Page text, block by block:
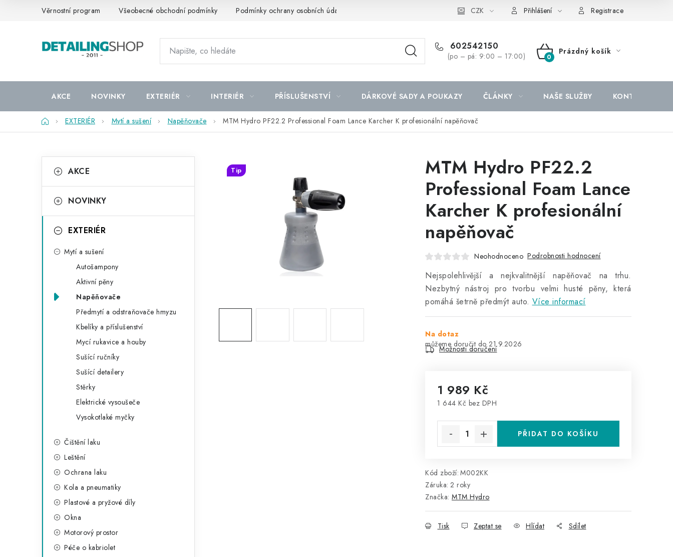
Věrnostní program Všeobecné obchodní podmínky Podmínky ochrany osobních údajů CZK Přihlášení Registrace
602542150
(po – pá: 9:00 – 17:00)
NÁKUPNÍ
Prázdný košík
AKCE NOVINKY EXTERIÉR INTERIÉR PŘÍSLUŠENSTVÍ DÁRKOVÉ SADY A POUKAZY ČLÁNKY NAŠE SLUŽBY KONTAKTY
DomůEXTERIÉR Mytí a sušení Napěňovače MTM Hydro PF22.2 Professional Foam Lance Karcher K profesionální napěňovač
o
t
kategorie
a
e
AKCE
NOVINKY
EXTERIÉR
Mytí a sušení
Autošampony
Aktivní pěny
Napěňovače
Předmytí a odstraňovače hmyzu
Kbelíky a příslušenství
Mycí rukavice a houby
Sušící ručníky
Sušící detailery
Stěrky
Elektrické vysoušeče
Vysokotlaké myčky
Čištění laku
Leštění
Ochrana laku
Kola a pneumatiky
Plastové a pryžové díly
Okna
Motorový prostor
Péče o kabriolet
MTM Hydro PF22.2
Professional Foam Lance
Karcher K profesionální
napěňovač
Neohodnoceno Podrobnosti hodnocení
Nejspolehlivější a nejkvalitnější napěňovač na trhu.
Nezbytný nástroj pro tvorbu velmi husté pěny, která
pomáhá šetrně předmýt auto. Více informací
Na dotaz
21.9.2026
Možnosti doručení
1 989 Kč
1 644 Kč bez DPH
PŘIDAT DO KOŠÍKU
Kód zboží: M002KK
Záruka: 2 roky
Značka: MTM Hydro
Tisk Zeptat se Hlídat Sdílet
Tip